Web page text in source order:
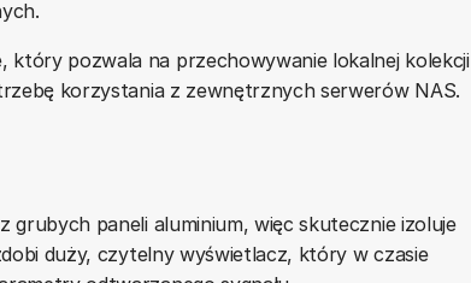
pozwala na przechowywanie lokalnej kolekcji
korzystania z zewnętrznych serwerów NAS.
grubych paneli aluminium, więc skutecznie izoluje
duży, czytelny wyświetlacz, który w czasie